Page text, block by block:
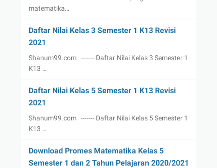
matematika…
Daftar Nilai Kelas 3 Semester 1 K13 Revisi
2021
Shanum99.com ------- Daftar Nilai Kelas 3 Semester 1
K13 …
Daftar Nilai Kelas 5 Semester 1 K13 Revisi
2021
Shanum99.com ------- Daftar Nilai Kelas 5 Semester 1
K13 …
Download Promes Matematika Kelas 5
Semester 1 dan 2 Tahun Pelajaran 2020/2021